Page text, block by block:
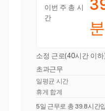
이번 주 총 시
간
분
소정 근로(40시간 이하
초과근무
일평균 시간
휴게 합계
5일 근무로 총 39.8시간